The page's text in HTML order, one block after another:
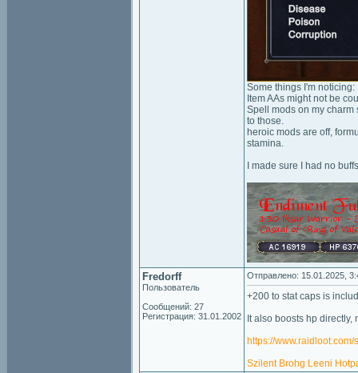
Some things I'm noticing:
Item AAs might not be
Spell mods on my
to those.
heroic mods are off,
stamina.
I made sure I had no
Fredorff
Пользователь
Сообщений: 27
Регистрация: 31.01.2002
Отправлено: 15.01.2025,
+200 to stat caps is
It also boosts hp
https://
Szilent Brohg Leeni